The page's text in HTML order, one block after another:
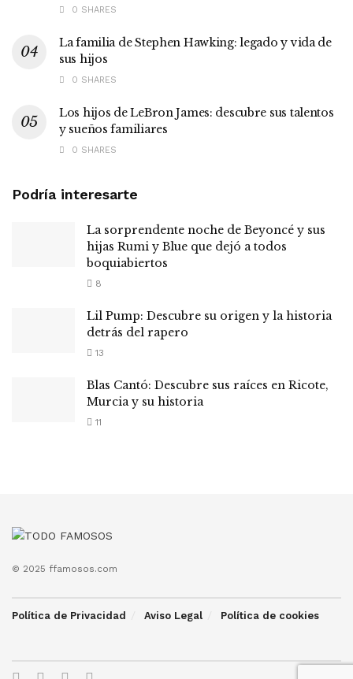
0 SHARES
La familia de Stephen Hawking: legado y vida de
sus hijos
0 SHARES
Los hijos de LeBron James: descubre sus talentos
y sueños familiares
0 SHARES
Podría interesarte
La sorprendente noche de Beyoncé y sus
hijas Rumi y Blue que dejó a todos
boquiabiertos
8
Lil Pump: Descubre su origen y la historia
detrás del rapero
13
Blas Cantó: Descubre sus raíces en Ricote,
Murcia y su historia
11
© 2025 ffamosos.com
Política de Privacidad Aviso Legal Política de cookies